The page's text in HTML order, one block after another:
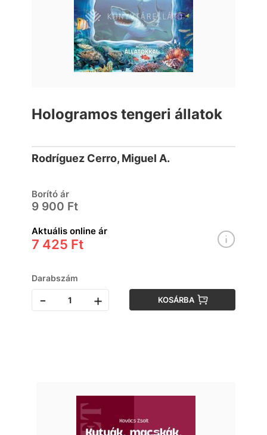
Hologramos tengeri állatok
Rodríguez Cerro, Miguel A.
Borító ár
9 900 Ft
Aktuális online ár
7 425 Ft
Darabszám
- + KOSÁRBA